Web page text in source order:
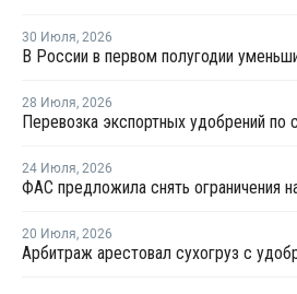
30 Июля, 2026
28 Июля, 2026
24 Июля, 2026
20 Июля, 2026